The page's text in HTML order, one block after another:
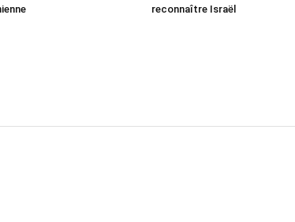
reconnaître Israël